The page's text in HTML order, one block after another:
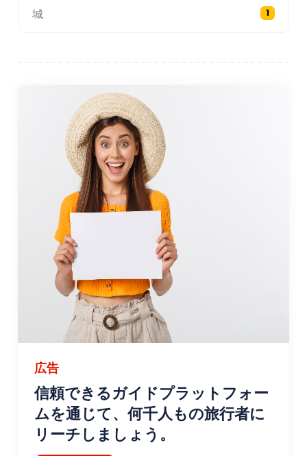
城 1
広告
信頼できるガイドプラットフォー
ムを通じて、何千人もの旅行者に
リーチしましょう。